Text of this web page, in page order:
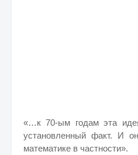
«…к 70-ым годам эта
установленный факт. И
математике в частности».